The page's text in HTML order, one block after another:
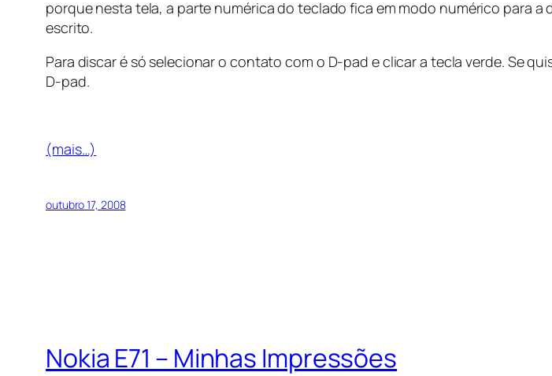
porque nesta tela, a parte numérica do teclado fica em modo numérico para
escrito.
Para discar é só selecionar o contato com o D-pad e clicar a tecla verde. Se
D-pad.
(mais…)
outubro 17, 2008
Nokia E71 – Minhas Impressões